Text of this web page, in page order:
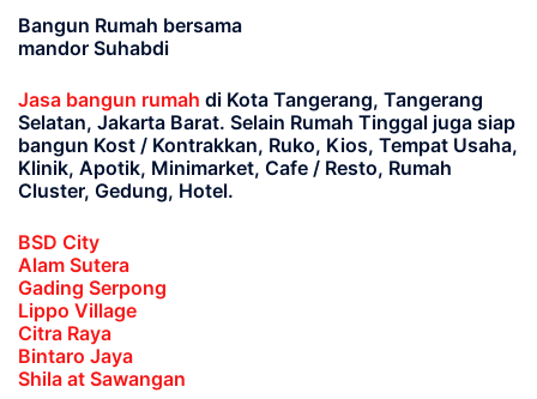
Bangun Rumah bersama
mandor Suhabdi
Jasa bangun rumah di Kota Tangerang, Tangerang
Selatan, Jakarta Barat. Selain Rumah Tinggal juga siap
bangun Kost / Kontrakkan, Ruko, Kios, Tempat Usaha,
Klinik, Apotik, Minimarket, Cafe / Resto, Rumah
Cluster, Gedung, Hotel.
BSD City
Alam Sutera
Gading Serpong
Lippo Village
Citra Raya
Bintaro Jaya
Shila at Sawangan